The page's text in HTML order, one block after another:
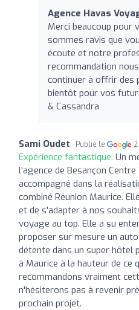
Agence Havas
Merci beaucoup
sommes ravis que
écoute et notre
recommandation
continuer à offrir des
bientôt pour vos
& Cassandra
Sami Oudet Publié le
Expérience fantastique: Un
l'agence de Besançon
accompagné dans la
combiné Réunion Maurice.
et de s'adapter à nos
voyage au top. Elle a su
proposer sur mesure un
détente dans un super hôtel
à Maurice à la hauteur de ce
recommandons vraiment
n'hésiterons pas à revenir
prochain projet.